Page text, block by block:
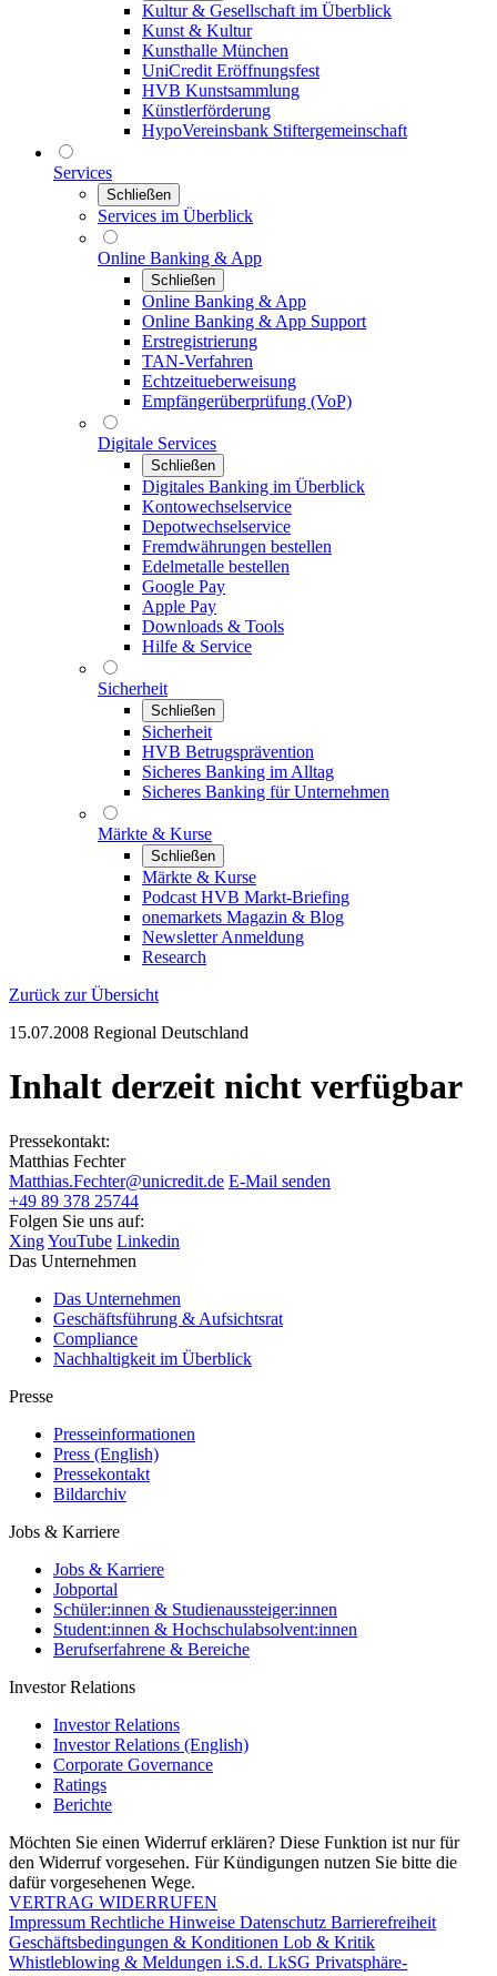
Kultur & Gesellschaft im Überblick
Kunst & Kultur
Kunsthalle München
UniCredit Eröffnungsfest
HVB Kunstsammlung
Künstlerförderung
HypoVereinsbank Stiftergemeinschaft
Services
Schließen
Services im Überblick
Online Banking & App
Schließen
Online Banking & App
Online Banking & App Support
Erstregistrierung
TAN-Verfahren
Echtzeitueberweisung
Empfängerüberprüfung (VoP)
Digitale Services
Schließen
Digitales Banking im Überblick
Kontowechselservice
Depotwechselservice
Fremdwährungen bestellen
Edelmetalle bestellen
Google Pay
Apple Pay
Downloads & Tools
Hilfe & Service
Sicherheit
Schließen
Sicherheit
HVB Betrugsprävention
Sicheres Banking im Alltag
Sicheres Banking für Unternehmen
Märkte & Kurse
Schließen
Märkte & Kurse
Podcast HVB Markt-Briefing
onemarkets Magazin & Blog
Newsletter Anmeldung
Research
Zurück zur Übersicht
15.07.2008 Regional Deutschland
Inhalt derzeit nicht verfügbar
Pressekontakt:
Matthias Fechter
Matthias.Fechter@unicredit.de E-Mail senden
+49 89 378 25744
Folgen Sie uns auf:
XingYouTube Linkedin
Das Unternehmen
Das Unternehmen
Geschäftsführung & Aufsichtsrat
Compliance
Nachhaltigkeit im Überblick
Presse
Presseinformationen
Press (English)
Pressekontakt
Bildarchiv
Jobs & Karriere
Jobs & Karriere
Jobportal
Schüler:innen & Studienaussteiger:innen
Student:innen & Hochschulabsolvent:innen
Berufserfahrene & Bereiche
Investor Relations
Investor Relations
Investor Relations (English)
Corporate Governance
Ratings
Berichte
Möchten Sie einen Widerruf erklären? Diese Funktion ist nur für
den Widerruf vorgesehen. Für Kündigungen nutzen Sie bitte die
dafür vorgesehenen Wege.
VERTRAG WIDERRUFEN
Impressum Rechtliche Hinweise Datenschutz Barrierefreiheit
Geschäftsbedingungen & Konditionen Lob & Kritik
Whistleblowing & Meldungen i.S.d. LkSG Privatsphäre-